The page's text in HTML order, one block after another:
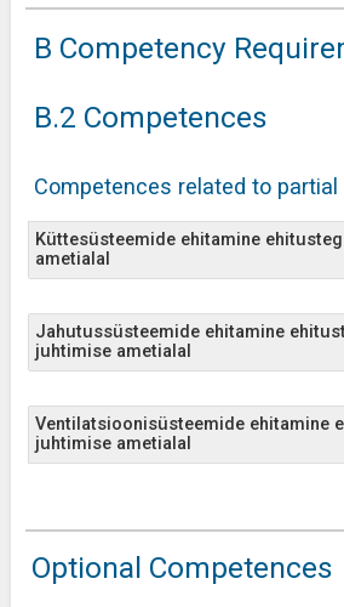
B Competency
B.2 Competences
Competences related to
Küttesüsteemide ehitamine
ametialal
Jahutussüsteemide ehitamine
juhtimise ametialal
Ventilatsioonisüsteemide ehitamine
juhtimise ametialal
Optional Competences